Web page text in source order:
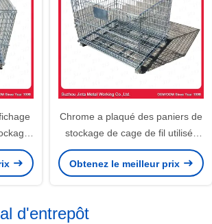
Chrome a plaqué des paniers de
stockage de cage de fil utilisés
dans le supermarché et
l'entrepôt
Obtenez le meilleur prix
d'entrepôt